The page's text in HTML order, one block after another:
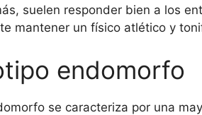
suelen responder bien a los
mantener un físico atlético y
endomorfo
se caracteriza por una